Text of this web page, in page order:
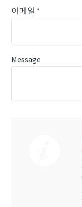
이메일 *
Message